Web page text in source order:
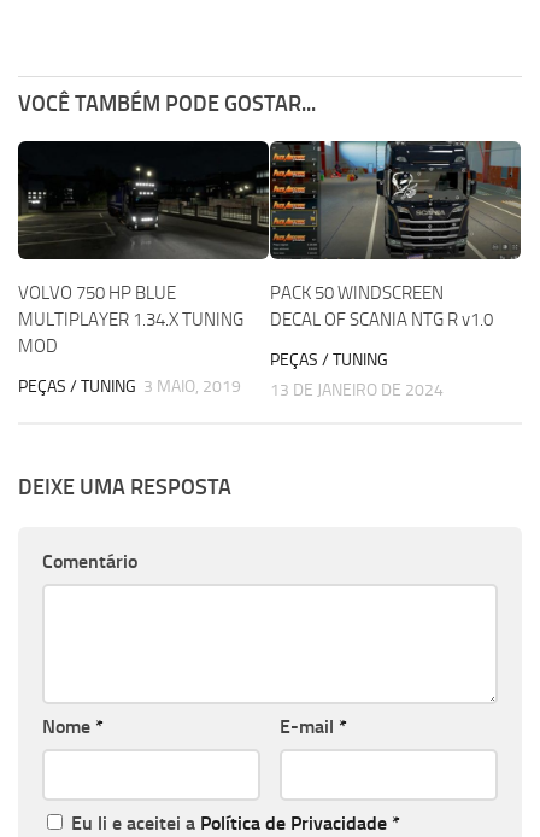
VOCÊ TAMBÉM PODE GOSTAR...
VOLVO 750 HP BLUE
MULTIPLAYER 1.34.X TUNING
MOD
PEÇAS / TUNING 3 MAIO, 2019
PACK 50 WINDSCREEN
DECAL OF SCANIA NTG R v1.0
PEÇAS / TUNING
13 DE JANEIRO DE 2024
DEIXE UMA RESPOSTA
Comentário
Nome * E-mail *
Eu li e aceitei a Política de Privacidade *